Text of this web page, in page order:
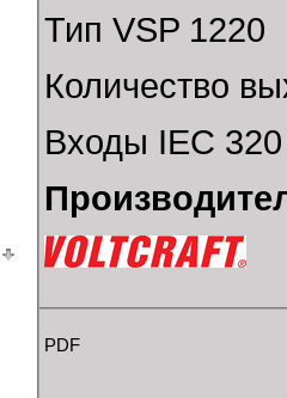
Тип VSP 1220
Количество
Входы IEC 320
PDF